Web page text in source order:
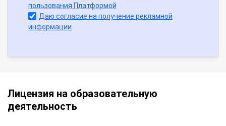
пользования Платформой
Даю согласие на получение рекламной
информации
Лицензия на образовательную
деятельность